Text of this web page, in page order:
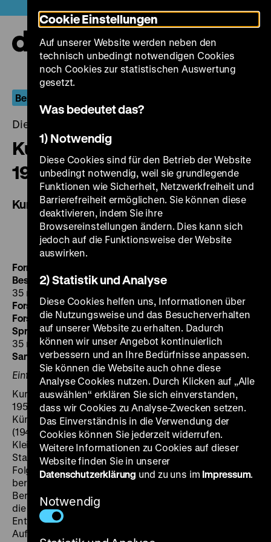
zum
Seiteninhalt
springen
Berlin.Dokument
Dienstag, 15. April 2014, 20.00 - 00.00 Uhr
Kunst und Technik in Ost-Berlin
1949-1953
Kurzfilmprogramm
Formende Hände
Besserer StahlDDR 1950, R: Günter Mühlpforte, 15’ ·
35 mm
Forschen und Schaffen Nr. 1DDR 1951, 16’ · 35 mm
Forschen und Schaffen III/52DDR 1953, 13’ · 35 mm
Sprengung des Berliner Schlosses(AvT) DDR 1951, 12’ ·
35 mm
SanssouciDDR 1953, R: Wolfgang Bartsch, 20’ · 35 mm
Einführung: Jeanpaul Goergen
Kurzfilme über Kunst und Technik in Berlin Anfang der
1950er Jahre. Hans Cürlis, der Altmeister des
Künstlerporträts, beobachtet inFormende Hände
(1949) Renée Sintenis beim Modellieren einer
Kleinplastik. Nach scharfer Kritik wird ab 1950 im
Stahlwerk HennigsdorfBesserer Stahl
Folgen des MagazinsForschen und Schaffen
berichten über Errungenschaften und Leistungen
Berliner Museen und Unternehmen. Vorgestellt werden
die Sammlungen des Vorderasiatischen Museums, die
Entwicklung einer neuen synthetischen Faser, der
Aufbau eines Großdrehwerks, die Produktion
Cookie Einstellungen
Auf unserer Website werden neben den
technisch unbedingt notwendigen Cookies
noch Cookies zur statistischen Auswertung
gesetzt.
Was bedeutet das?
1) Notwendig
Diese Cookies sind für den Betrieb der Website
unbedingt notwendig, weil sie grundlegende
Funktionen wie Sicherheit, Netzwerkfreiheit und
Barrierefreiheit ermöglichen. Sie können diese
deaktivieren, indem Sie ihre
Browsereinstellungen ändern. Dies kann sich
jedoch auf die Funktionsweise der Website
auswirken.
2) Statistik und Analyse
Diese Cookies helfen uns, Informationen über
die Nutzungsweise und das Besucherverhalten
auf unserer Website zu erhalten. Dadurch
können wir unser Angebot kontinuierlich
verbessern und an Ihre Bedürfnisse anpassen.
Sie können die Website auch ohne diese
Analyse Cookies nutzen. Durch Klicken auf „Alle
auswählen“ erklären Sie sich einverstanden,
dass wir Cookies zu Analyse-Zwecken setzen.
Das Einverständnis in die Verwendung der
Cookies können Sie jederzeit widerrufen.
Weitere Informationen zu Cookies auf dieser
Website finden Sie in unserer
Datenschutzerklärung und zu uns im Impressum.
Notwendig